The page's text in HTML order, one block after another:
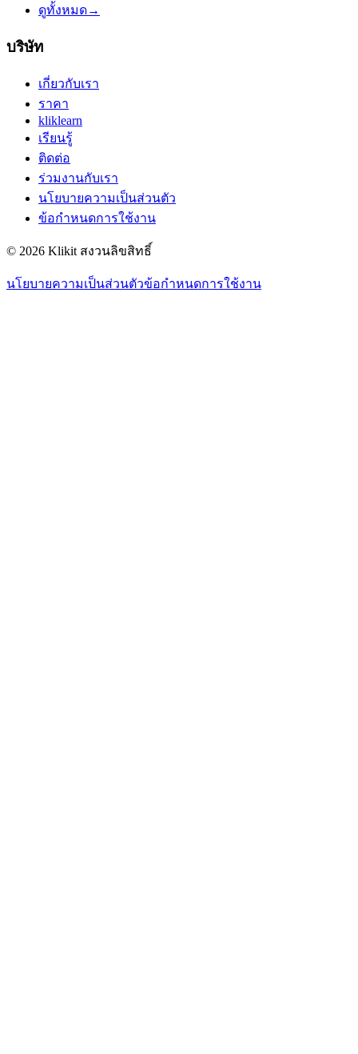
ดูทั้งหมด→
บริษัท
เกี่ยวกับเรา
ราคา
kliklearn
เรียนรู้
ติดต่อ
ร่วมงานกับเรา
นโยบายความเป็นส่วนตัว
ข้อกำหนดการใช้งาน
© 2026 Klikit สงวนลิขสิทธิ์
นโยบายความเป็นส่วนตัวข้อกำหนดการใช้งาน